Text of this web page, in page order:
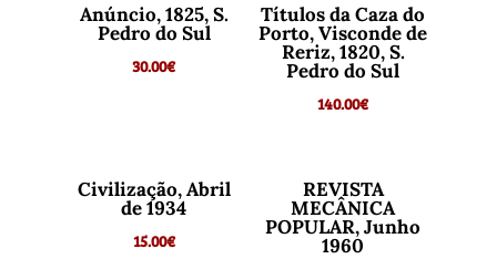
Anúncio, 1825, S.
Pedro do Sul
30.00€
Títulos da Caza do
Porto, Visconde de
Reriz, 1820, S.
Pedro do Sul
140.00€
Civilização, Abril
de 1934
15.00€
REVISTA
MECÂNICA
POPULAR, Junho
1960